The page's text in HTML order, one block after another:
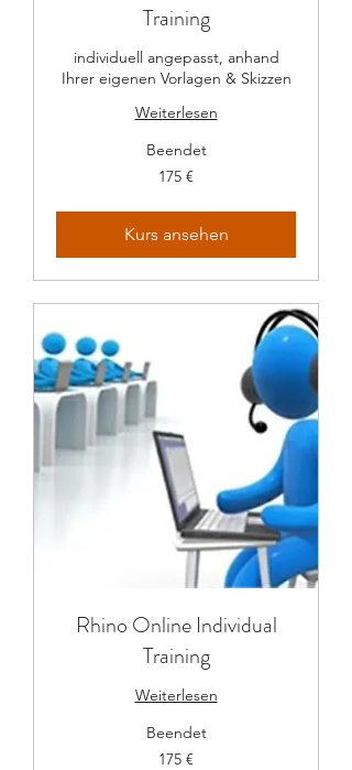
Training
individuell angepasst, anhand
Ihrer eigenen Vorlagen & Skizzen
Weiterlesen
Beendet
175 €
Kurs ansehen
Rhino Online Individual
Training
Weiterlesen
Beendet
175 €